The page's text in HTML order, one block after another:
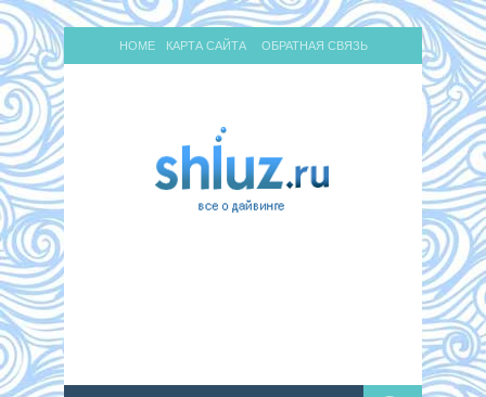
HOME КАРТА САЙТА ОБРАТНАЯ СВЯЗЬ